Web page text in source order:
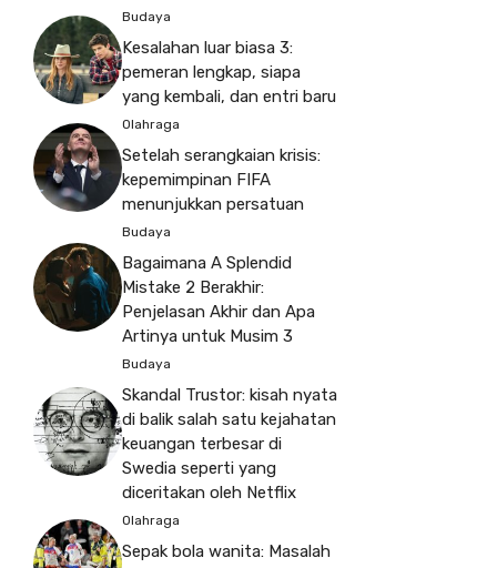
Budaya
Kesalahan luar biasa 3:
pemeran lengkap, siapa
yang kembali, dan entri baru
Olahraga
Setelah serangkaian krisis:
kepemimpinan FIFA
menunjukkan persatuan
Budaya
Bagaimana A Splendid
Mistake 2 Berakhir:
Penjelasan Akhir dan Apa
Artinya untuk Musim 3
Budaya
Skandal Trustor: kisah nyata
di balik salah satu kejahatan
keuangan terbesar di
Swedia seperti yang
diceritakan oleh Netflix
Olahraga
Sepak bola wanita: Masalah